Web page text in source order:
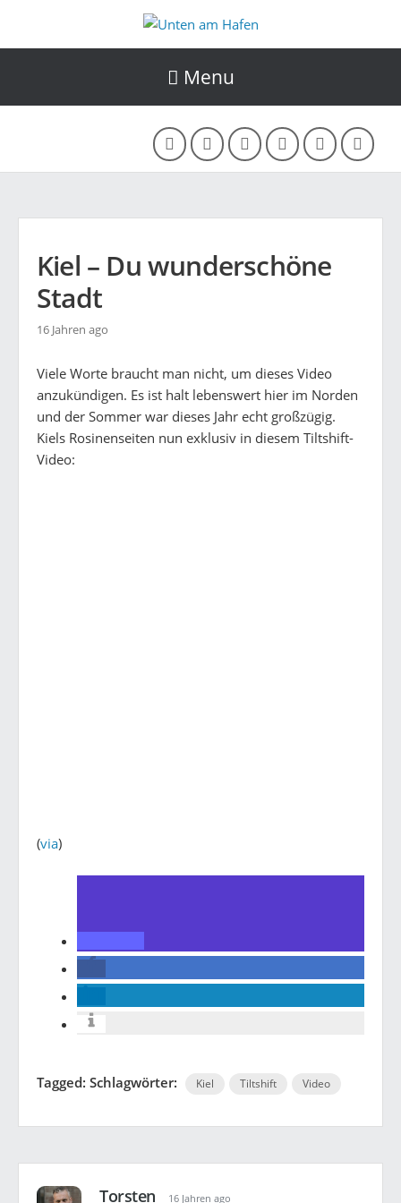
Menu
Kiel – Du wunderschöne
Stadt
16 Jahren ago
Viele Worte braucht man nicht, um dieses Video
anzukündigen. Es ist halt lebenswert hier im Norden
und der Sommer war dieses Jahr echt großzügig.
Kiels Rosinenseiten nun exklusiv in diesem Tiltshift-
Video:
(via)
Tagged: Schlagwörter: Kiel Tiltshift Video
Torsten 16 Jahren ago